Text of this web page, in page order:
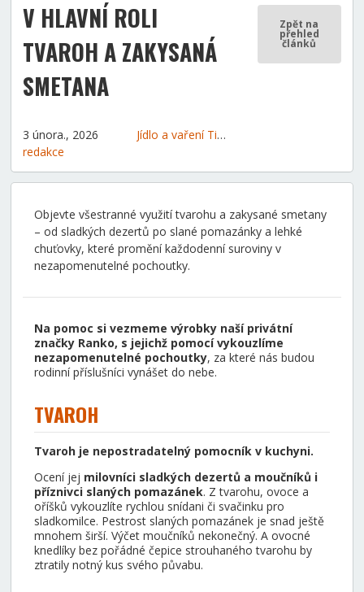
V HLAVNÍ ROLI
TVAROH A ZAKYSANÁ
SMETANA
Zpět na
přehled
článků
3 února., 2026
redakce
Jídlo a vaření Tipy a rady
Objevte všestranné využití tvarohu a zakysané smetany
– od sladkých dezertů po slané pomazánky a lehké
chuťovky, které promění každodenní suroviny v
nezapomenutelné pochoutky.
Na pomoc si vezmeme výrobky naší privátní
značky Ranko, s jejichž pomocí vykouzlíme
nezapomenutelné pochoutky, za které nás budou
rodinní příslušníci vynášet do nebe.
TVAROH
Tvaroh je nepostradatelný pomocník v kuchyni.
Ocení jej milovníci sladkých dezertů a moučníků i
příznivci slaných pomazánek. Z tvarohu, ovoce a
oříšků vykouzlíte rychlou snídani či svačinku pro
sladkomilce. Pestrost slaných pomazánek je snad ještě
mnohem širší. Výčet moučníků nekonečný. A ovocné
knedlíky bez pořádné čepice strouhaného tvarohu by
ztratily notný kus svého půvabu.